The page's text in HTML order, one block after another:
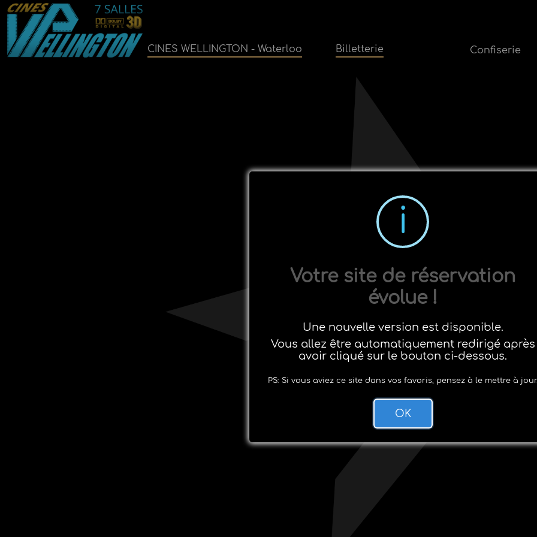
CINES WELLINGTON - Waterloo Billetterie Confiserie
Votre site de réservation
évolue !
Une nouvelle version est disponible.
Vous allez être automatiquement redirigé après
avoir cliqué sur le bouton ci-dessous.
PS: Si vous aviez ce site dans vos favoris, pensez à le mettre à
OK